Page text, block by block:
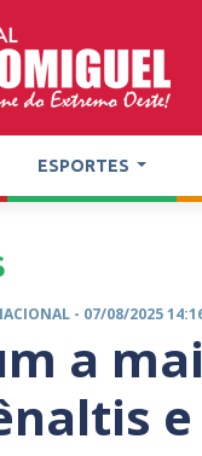
ESPORTES
- 07/08/2025
a